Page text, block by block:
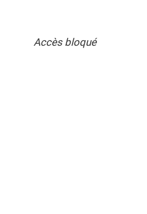
Accès bloqué